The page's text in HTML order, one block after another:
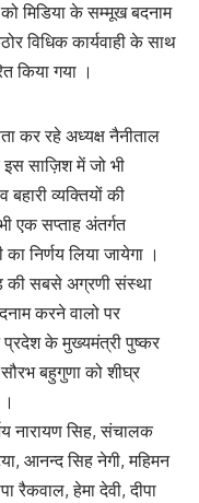
मिडिया के सम्मूख बदनाम
विधिक कार्यवाही के साथ
किया गया ।
कर रहे अध्यक्ष नैनीताल
साज़िश में जो भी
व्यक्तियों की
एक सप्ताह अंतर्गत
निर्णय लिया जायेगा ।
की सबसे अग्रणी संस्था
करने वालो पर
प्रदेश के मुख्यमंत्री पुष्कर
बहुगुणा को शीघ्र
नारायण सिह, संचालक
आनन्द सिह नेगी, महिमन
रैकवाल, हेमा देवी, दीपा